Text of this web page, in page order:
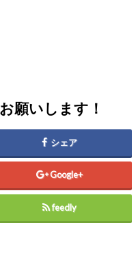
願いします！
シェア
Google+
feedly